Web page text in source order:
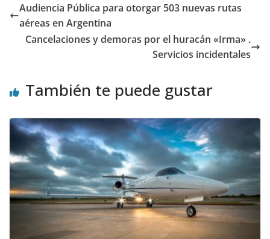
Audiencia Pública para otorgar 503 nuevas rutas
aéreas en Argentina
Cancelaciones y demoras por el huracán «Irma» .
Servicios incidentales
También te puede gustar